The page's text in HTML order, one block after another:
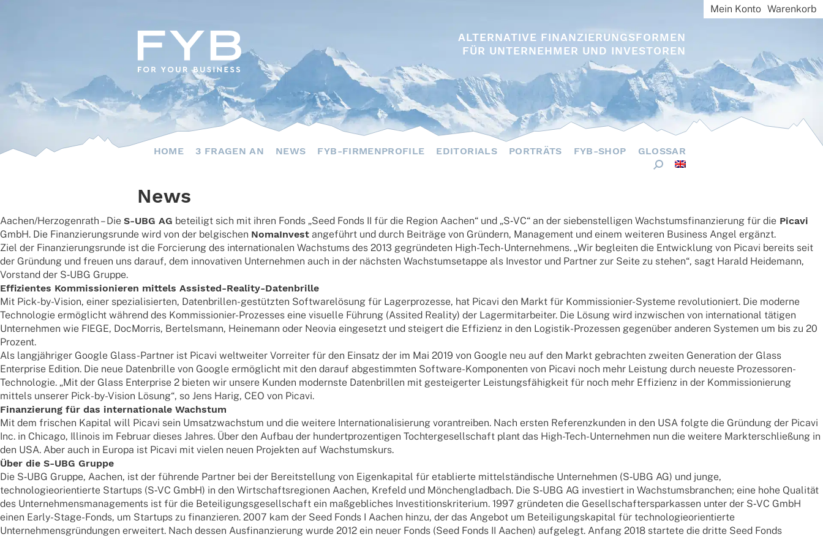
ALTERNATIVE FINANZIERUNGSFORMEN
FÜR UNTERNEHMER UND INVESTOREN
Mein Konto Warenkorb
HOME 3 FRAGEN AN NEWS FYB-FIRMENPROFILE EDITORIALS PORTRÄTS FYB-SHOP GLOSSAR
News
Aachen/Herzogenrath – Die S‑UBG AG betei­ligt sich mit ihren Fonds „Seed Fonds II für die Region Aachen“ und „S‑VC“ an der sieben­stel­li­gen Wachs­tums­fi­nan­zie­rung für die Picavi
GmbH. Die Finan­zie­rungs­runde wird von der belgi­schen Noma­In­vest ange­führt und durch Beiträge von Grün­dern, Manage­ment und einem weite­ren Busi­ness Angel ergänzt.
Ziel der Finan­zie­rungs­runde ist die Forcie­rung des inter­na­tio­na­len Wachs­tums des 2013 gegrün­de­ten High-Tech-Unter­neh­mens. „Wir beglei­ten die Entwick­lung von Picavi bereits seit
der Grün­dung und freuen uns darauf, dem inno­va­ti­ven Unter­neh­men auch in der nächs­ten Wachs­tums­etappe als Inves­tor und Part­ner zur Seite zu stehen“, sagt Harald Heide­mann,
Vorstand der S‑UBG Gruppe.
Effi­zi­en­tes Kommis­sio­nie­ren mittels Assisted-Reality-Datenbrille
Mit Pick-by-Vision, einer spezia­li­sier­ten, Daten­bril­len-gestütz­ten Soft­ware­lö­sung für Lager­pro­zesse, hat Picavi den Markt für Kommis­sio­nier-Systeme revo­lu­tio­niert. Die moderne
Tech­no­lo­gie ermög­licht während des Kommis­sio­nier-Prozes­ses eine visu­elle Führung (Assi­ted Reality) der Lager­mit­ar­bei­ter. Die Lösung wird inzwi­schen von inter­na­tio­nal täti­gen
Unter­neh­men wie FIEGE, DocMor­ris, Bertels­mann, Heine­mann oder Neovia einge­setzt und stei­gert die Effi­zi­enz in den Logis­tik-Prozes­sen gegen­über ande­ren Syste­men um bis zu 20
Prozent.
Als lang­jäh­ri­ger Google Glass-Part­ner ist Picavi welt­wei­ter Vorrei­ter für den Einsatz der im Mai 2019 von Google neu auf den Markt gebrach­ten zwei­ten Gene­ra­tion der Glass
Enter­prise Edition. Die neue Daten­brille von Google ermög­licht mit den darauf abge­stimm­ten Soft­ware-Kompo­nen­ten von Picavi noch mehr Leis­tung durch neueste Prozes­so­ren-
Tech­no­lo­gie. „Mit der Glass Enter­prise 2 bieten wir unsere Kunden modernste Daten­bril­len mit gestei­ger­ter Leis­tungs­fä­hig­keit für noch mehr Effi­zi­enz in der Kommis­sio­nie­rung
mittels unse­rer Pick-by-Vision Lösung“, so Jens Harig, CEO von Picavi.
Finan­zie­rung für das inter­na­tio­nale Wachstum
Mit dem frischen Kapi­tal will Picavi sein Umsatz­wachs­tum und die weitere Inter­na­tio­na­li­sie­rung voran­trei­ben. Nach ersten Refe­renz­kun­den in den USA folgte die Grün­dung der Picavi
Inc. in Chicago, Illi­nois im Februar dieses Jahres. Über den Aufbau der hundert­pro­zen­ti­gen Toch­ter­ge­sell­schaft plant das High-Tech-Unter­neh­men nun die weitere Markt­er­schlie­ßung in
den USA. Aber auch in Europa ist Picavi mit vielen neuen Projek­ten auf Wachstumskurs.
Über die S‑UBG Gruppe
Die S‑UBG Gruppe, Aachen, ist der führende Part­ner bei der Bereit­stel­lung von Eigen­ka­pi­tal für etablierte mittel­stän­di­sche Unter­neh­men (S‑UBG AG) und junge,
tech­no­lo­gie­ori­en­tierte Start­ups (S‑VC GmbH) in den Wirt­schafts­re­gio­nen Aachen, Krefeld und Mönchen­glad­bach. Die S‑UBG AG inves­tiert in Wachs­tums­bran­chen; eine hohe Quali­tät
des Unter­neh­mens­ma­nage­ments ist für die Betei­li­gungs­ge­sell­schaft ein maßgeb­li­ches Inves­ti­ti­ons­kri­te­rium. 1997 grün­de­ten die Gesell­schaf­ter­spar­kas­sen unter der S‑VC GmbH
einen Early-Stage-Fonds, um Start­ups zu finan­zie­ren. 2007 kam der Seed Fonds I Aachen hinzu, der das Ange­bot um Betei­li­gungs­ka­pi­tal für tech­no­lo­gie­ori­en­tierte
Unter­neh­mens­grün­dun­gen erwei­tert. Nach dessen Ausfi­nan­zie­rung wurde 2012 ein neuer Fonds (Seed Fonds II Aachen) aufge­legt. Anfang 2018 star­tete die dritte Seed Fonds